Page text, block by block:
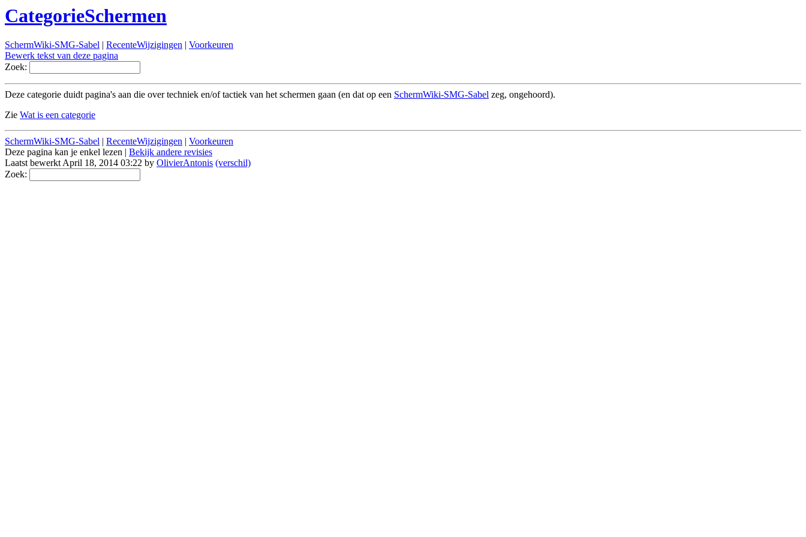
CategorieSchermen
SchermWiki-SMG-Sabel | RecenteWijzigingen | Voorkeuren
Bewerk tekst van deze pagina
Zoek:
Deze categorie duidt pagina's aan die over techniek en/of tactiek van het schermen gaan (en dat op een SchermWiki-SMG-Sabel zeg, ongehoord).
Zie Wat is een categorie
SchermWiki-SMG-Sabel | RecenteWijzigingen | Voorkeuren
Deze pagina kan je enkel lezen | Bekijk andere revisies
Laatst bewerkt April 18, 2014 03:22 by OlivierAntonis (verschil)
Zoek: